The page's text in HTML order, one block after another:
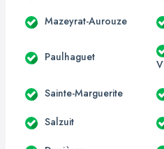
Mazeyrat-Aurouze
Paulhaguet
Sainte-Marguerite
Salzuit